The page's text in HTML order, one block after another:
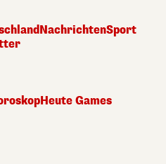
NachrichtenSport
Heute Games